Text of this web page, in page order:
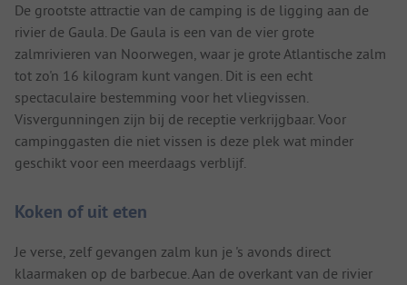
De grootste attractie van de camping is de ligging aan de
rivier de Gaula. De Gaula is een van de vier grote
zalmrivieren van Noorwegen, waar je grote Atlantische zalm
tot zo'n 16 kilogram kunt vangen. Dit is een echt
spectaculaire bestemming voor het vliegvissen.
Visvergunningen zijn bij de receptie verkrijgbaar. Voor
campinggasten die niet vissen is deze plek wat minder
geschikt voor een meerdaags verblijf.
Koken of uit eten
Je verse, zelf gevangen zalm kun je 's avonds direct
klaarmaken op de barbecue. Aan de overkant van de rivier